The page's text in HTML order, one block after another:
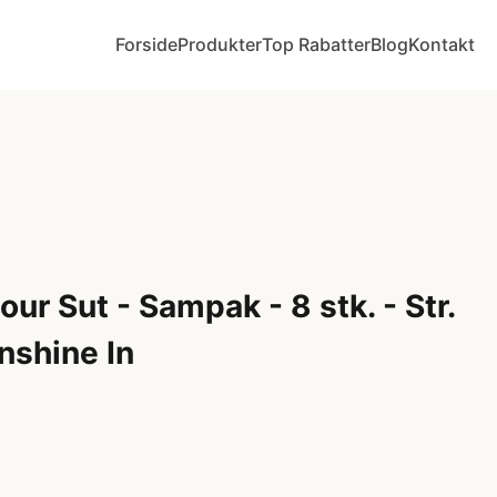
ForsideProdukterTop RabatterBlogKontakt
Sut - Sampak - 8 stk. - Str.
In